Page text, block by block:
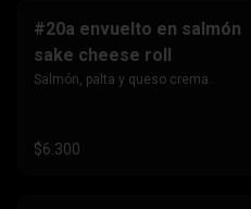
#20a envuelto en salmón
sake cheese roll
Salmón, palta y queso crema.
$6.300